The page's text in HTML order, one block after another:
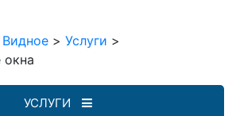
Видное > Услуги >
УСЛУГИ